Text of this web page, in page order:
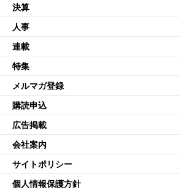
決算
人事
連載
特集
メルマガ登録
購読申込
広告掲載
会社案内
サイトポリシー
個人情報保護方針